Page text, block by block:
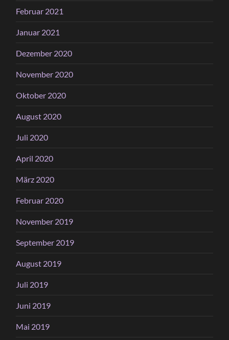
Februar 2021
Januar 2021
Dezember 2020
November 2020
Oktober 2020
August 2020
Juli 2020
April 2020
März 2020
Februar 2020
November 2019
September 2019
August 2019
Juli 2019
Juni 2019
Mai 2019